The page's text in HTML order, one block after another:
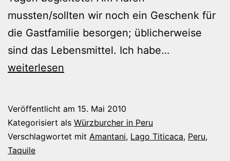
mussten/sollten wir noch ein Geschenk für
die Gastfamilie besorgen; üblicherweise
sind das Lebensmittel. Ich habe…
weiterlesen
Veröffentlicht am 15. Mai 2010
Kategorisiert als Würzburcher in Peru
Verschlagwortet mit Amantani, Lago Titicaca, Peru,
Taquile